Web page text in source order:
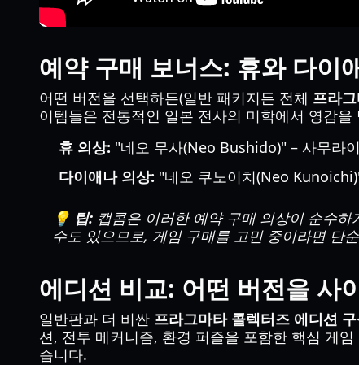
예약 구매 보너스: 휴와 다이
어떤 버전을 선택하든(일반 패키지든 전체 프라
이템들은 전통적인 일본 전사의 미학에서 영감
휴 의상: "네오 무사(Neo Bushido)" – 사무라
다이애나 의상: "네오 쿠노이치(Neo
💡 팁: 캡콤은 이러한 예약 구매 의상이 순수
수도 있으므로, 게임 구매를 고민 중이라면 단
에디션 비교: 어떤 버전을 사
일반판과 더 비싼 프라그마타 콜렉터즈 에디션 구
션, 전투 메커니즘, 환경 퍼즐을 포함한 핵심 게
습니다.